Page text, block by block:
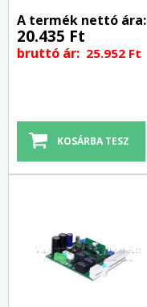
A termék nettó ára:
20.435 Ft
bruttó ár: 25.952 Ft